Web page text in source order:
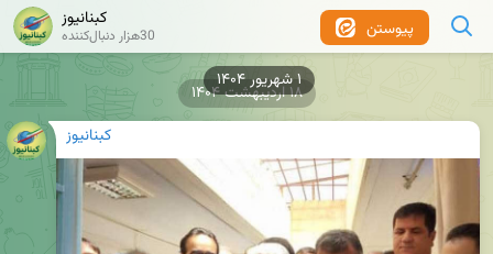
پیوستن کبنانیوز
30هزار دنبال‌کننده
کبنانیوز
۱۸ اردیبهشت ۱۴۰۴